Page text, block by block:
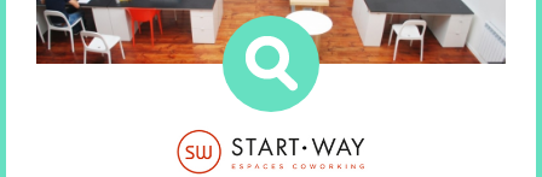
de partage. Ils accueillent chaque année
des centaines d’entrepreneurs.
94230